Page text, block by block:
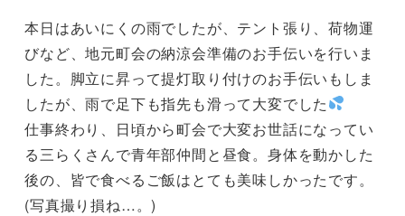
本日はあいにくの雨でしたが、テント張り、荷物運
びなど、地元町会の納涼会準備のお手伝いを行いま
した。脚立に昇って提灯取り付けのお手伝いもしま
したが、雨で足下も指先も滑って大変でした
仕事終わり、日頃から町会で大変お世話になってい
る三らくさんで青年部仲間と昼食。身体を動かした
後の、皆で食べるご飯はとても美味しかったです。
(写真撮り損ね…。)